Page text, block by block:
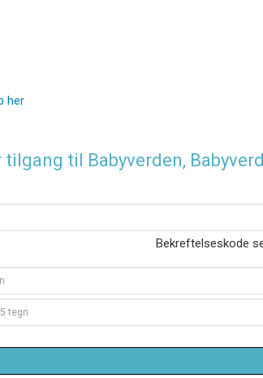
her
til Babyverden,
Bekreftelseskode